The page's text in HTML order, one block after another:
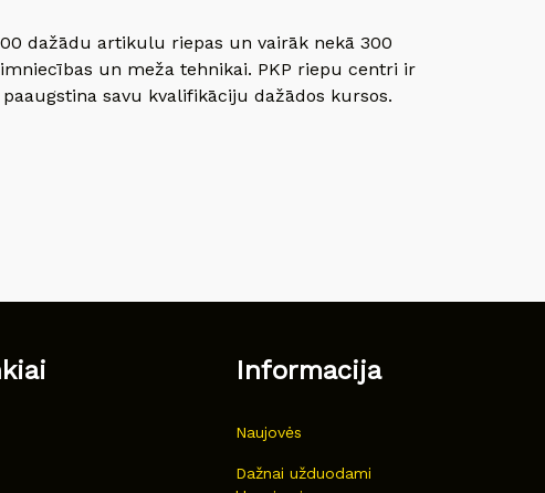
dažādu artikulu riepas un vairāk nekā 300
un meža tehnikai. PKP riepu centri ir
savu kvalifikāciju dažādos kursos.
Informacija
Naujovės
Dažnai užduodami